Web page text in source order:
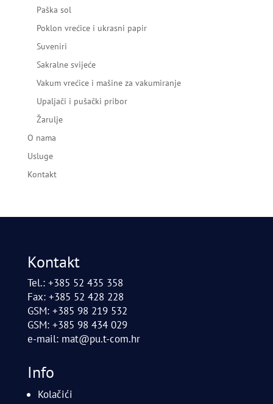
Paška sol
Poklon vrećice i ukrasni papir
Suveniri
Sakralne svijeće
Vakum vrećice i mašine za vakumiranje
Upaljači i pušački pribor
Žarulje
O nama
Usluge
Kontakt
Kontakt
Tel.: +385 52 435 358
Fax: +385 52 428 228
GSM: +385 98 219 532
GSM: +385 98 434 029
e-mail: mat@pu.t-com.hr
Info
Kolačići